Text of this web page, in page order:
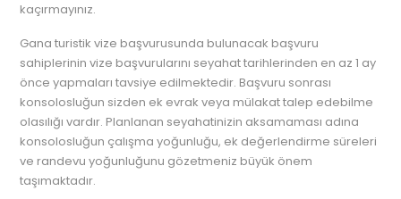
kaçırmayınız.
Gana turistik vize başvurusunda bulunacak başvuru
sahiplerinin vize başvurularını seyahat tarihlerinden en az 1 ay
önce yapmaları tavsiye edilmektedir. Başvuru sonrası
konsolosluğun sizden ek evrak veya mülakat talep edebilme
olasılığı vardır. Planlanan seyahatinizin aksamaması adına
konsolosluğun çalışma yoğunluğu, ek değerlendirme süreleri
ve randevu yoğunluğunu gözetmeniz büyük önem
taşımaktadır.